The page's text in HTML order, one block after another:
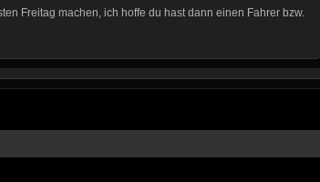
Freitag machen, ich hoffe du hast dann einen Fahrer bzw.